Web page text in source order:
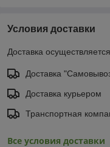
Условия доставки
Доставка
Доставка
Доставка курьером
Транспортная
Все условия доставки